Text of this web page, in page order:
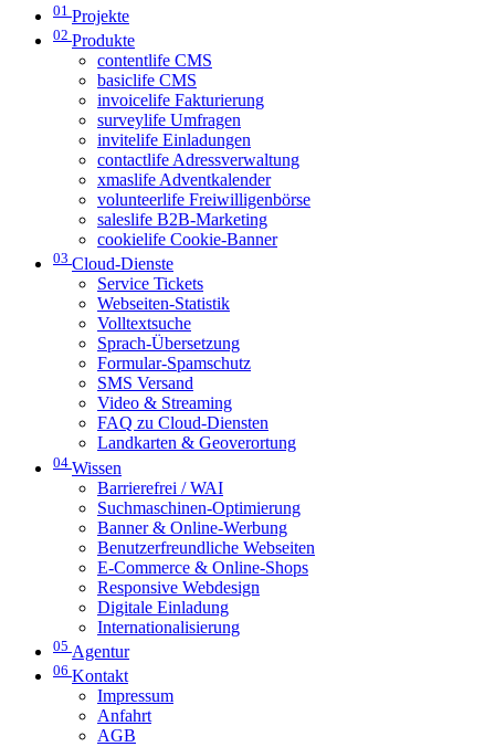
01 Projekte
02 Produkte
contentlife CMS
basiclife CMS
invoicelife Fakturierung
surveylife Umfragen
invitelife Einladungen
contactlife Adressverwaltung
xmaslife Adventkalender
volunteerlife Freiwilligenbörse
saleslife B2B-Marketing
cookielife Cookie-Banner
03 Cloud-Dienste
Service Tickets
Webseiten-Statistik
Volltextsuche
Sprach-Übersetzung
Formular-Spamschutz
SMS Versand
Video & Streaming
FAQ zu Cloud-Diensten
Landkarten & Geoverortung
04 Wissen
Barrierefrei / WAI
Suchmaschinen-Optimierung
Banner & Online-Werbung
Benutzerfreundliche Webseiten
E-Commerce & Online-Shops
Responsive Webdesign
Digitale Einladung
Internationalisierung
05 Agentur
06 Kontakt
Impressum
Anfahrt
AGB